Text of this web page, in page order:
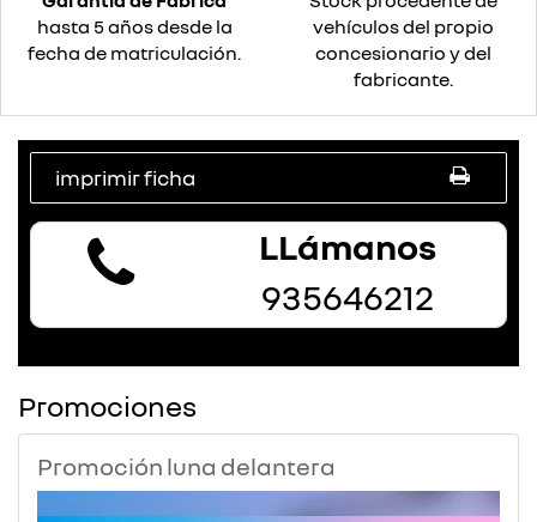
hasta 5 años desde la
fecha de matriculación.
vehículos del propio
concesionario y del
fabricante.
imprimir ficha
LLámanos
935646212
Promociones
Promoción luna delantera